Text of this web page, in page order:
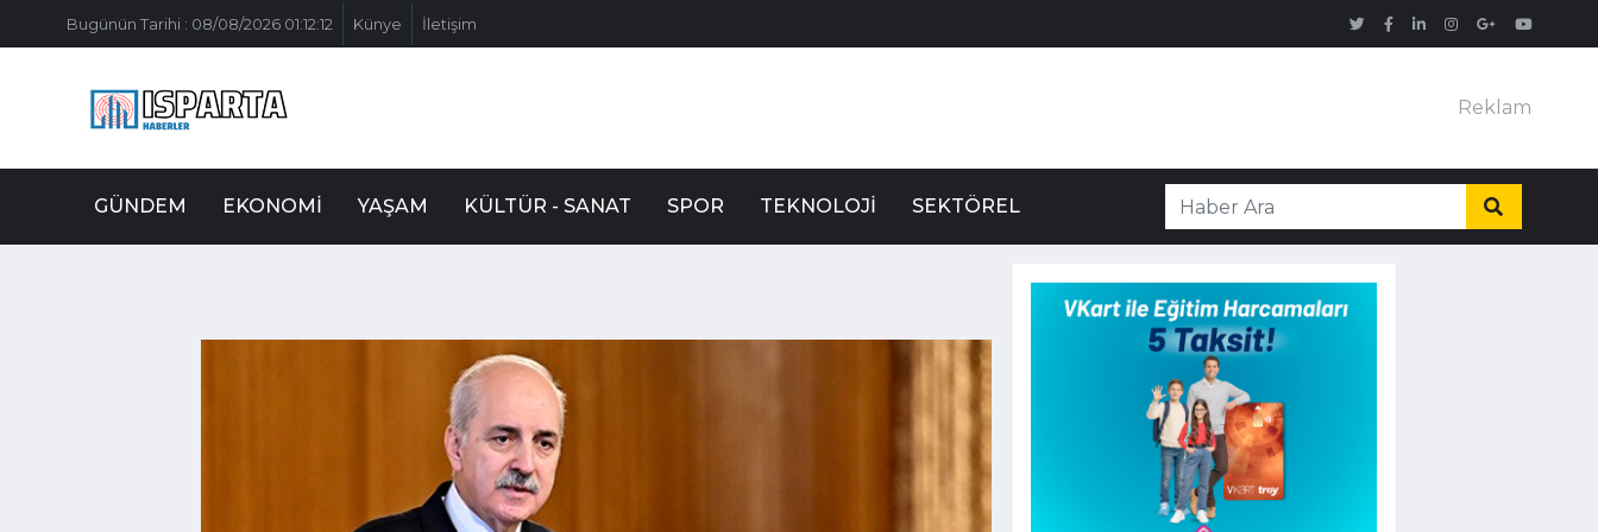
Bugünün Tarihi : 08/08/2026 01:12:12 Künye İletişim
Reklam
GÜNDEM EKONOMI YAŞAM KÜLTÜR - SANAT SPOR TEKNOLOJI SEKTÖREL